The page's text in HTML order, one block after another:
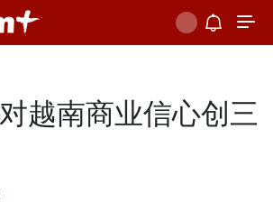
越南商业信心创三